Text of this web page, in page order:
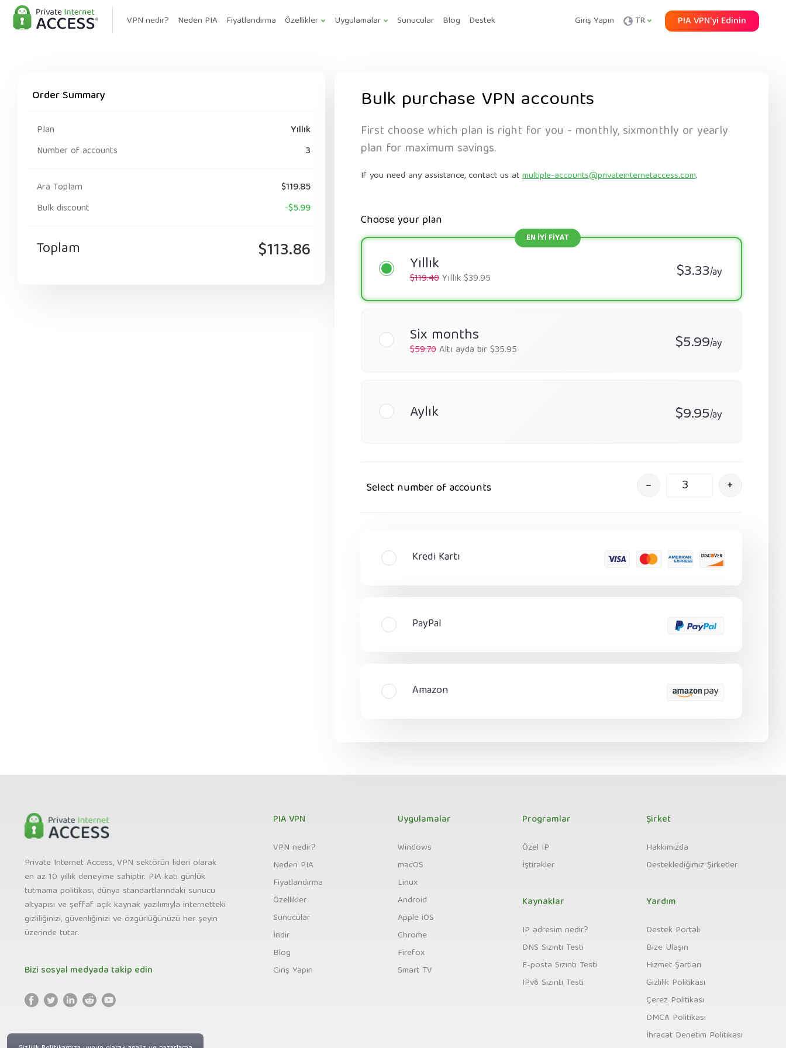
VPN nedir? Neden PIA Fiyatlandırma Özellikler Uygulamalar Sunucular Blog Destek Giriş Yapın TR PIA VPN'yi Edinin
Order Summary
Plan
Yıllık
Number of accounts
3
Ara Toplam
$119.85
Bulk discount
-$5.99
Toplam $113.86
Bulk purchase VPN accounts
First choose which plan is right for you - monthly, sixmonthly or yearly
plan for maximum savings.
If you need any assistance, contact us atmultiple-accounts@privateinternetaccess.com.
Choose your plan
Yıllık $3.33/ay
$119.40Yıllık $39.95
Six months $5.99/ay
$59.70Altı ayda bir $35.95
Aylık $9.95/ay
Select number of accounts – +
Kredi Kartı
PayPal
Amazon
Private Internet Access, VPN sektörün lideri olarak
en az 10 yıllık deneyime sahiptir. PIA katı günlük
tutmama politikası, dünya standartlarındaki sunucu
altyapısı ve şeffaf açık kaynak yazılımıyla internetteki
gizliliğinizi, güvenliğinizi ve özgürlüğünüzü her şeyin
üzerinde tutar.
Bizi sosyal medyada takip edin
PIA VPN
VPN nedir?
Neden PIA
Fiyatlandırma
Özellikler
Sunucular
İndir
Blog
Giriş Yapın
Uygulamalar
Windows
macOS
Linux
Android
Apple iOS
Chrome
Firefox
Smart TV
Programlar
Özel IP
İştirakler
Kaynaklar
IP adresim nedir?
DNS Sızıntı Testi
E-posta Sızıntı Testi
IPv6 Sızıntı Testi
Şirket
Hakkımızda
Desteklediğimiz Şirketler
Yardım
Destek Portalı
Bize Ulaşın
Hizmet Şartları
Gizlilik Politikası
Çerez Politikası
DMCA Politikası
İhracat Denetim Politikası